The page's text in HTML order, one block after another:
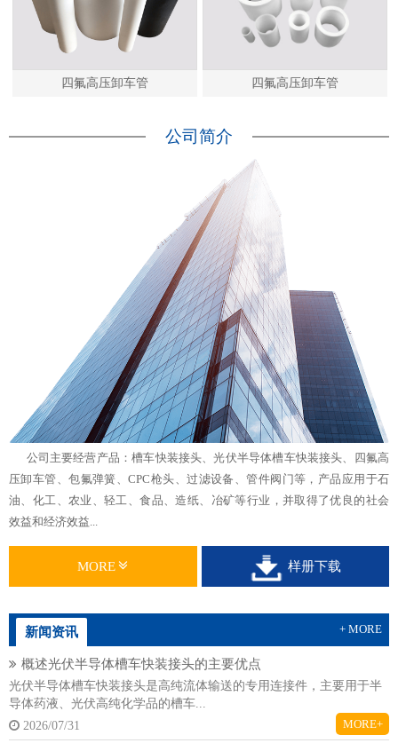
四氟高压卸车管 四氟高压卸车管
公司简介
公司主要经营产品：槽车快装接头、光伏半导体槽车快装接头、四氟高
压卸车管、包氟弹簧、CPC枪头、过滤设备、管件阀门等，产品应用于石
油、化工、农业、轻工、食品、造纸、冶矿等行业，并取得了优良的社会
效益和经济效益...
MORE 样册下载
新闻资讯 + MORE
概述光伏半导体槽车快装接头的主要优点
光伏半导体槽车快装接头是高纯流体输送的专用连接件，主要用于半
导体药液、光伏高纯化学品的槽车...
2026/07/31
MORE+